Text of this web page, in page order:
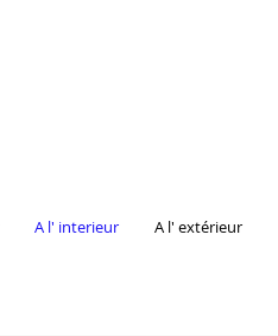
A l' interieur A l' extérieur